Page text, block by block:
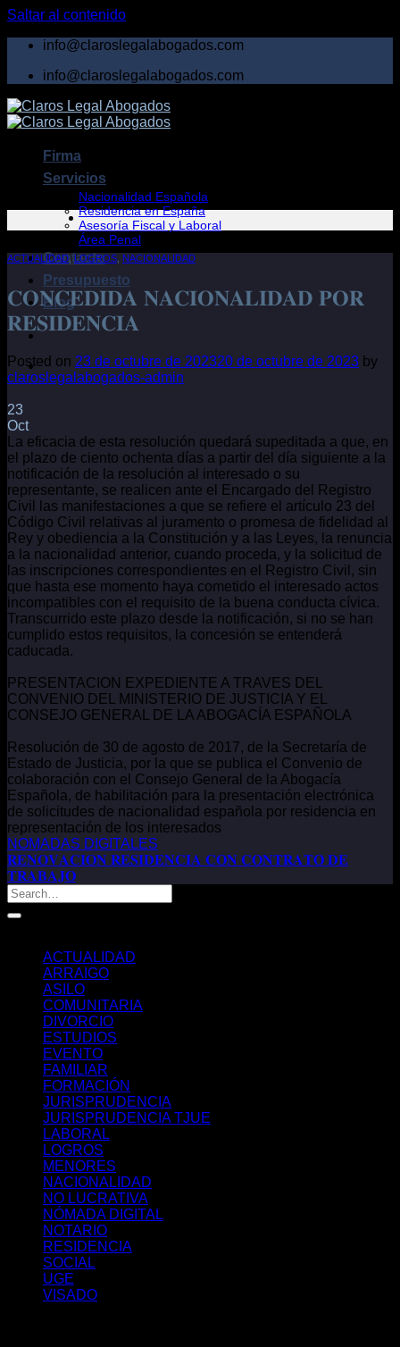
Saltar al contenido
info@claroslegalabogados.com
info@claroslegalabogados.com
Firma
Servicios
Nacionalidad Española
Residencia en España
Asesoría Fiscal y Laboral
Área Penal
Contacto
Presupuesto
Blog
ACTUALIDAD,LOGROS NACIONALIDAD
𝐂𝐎𝐍𝐂𝐄𝐃𝐈𝐃𝐀 𝐍𝐀𝐂𝐈𝐎𝐍𝐀𝐋𝐈𝐃𝐀𝐃 𝐏𝐎𝐑
𝐑𝐄𝐒𝐈𝐃𝐄𝐍𝐂𝐈𝐀
Posted on 23 de octubre de 202320 de octubre de 2023 by
claroslegalabogados-admin
23
Oct
La eficacia de esta resolución quedará supeditada a que, en
el plazo de ciento ochenta días a partir del día siguiente a la
notificación de la resolución al interesado o su
representante, se realicen ante el Encargado del Registro
Civil las manifestaciones a que se refiere el artículo 23 del
Código Civil relativas al juramento o promesa de fidelidad al
Rey y obediencia a la Constitución y a las Leyes, la renuncia
a la nacionalidad anterior, cuando proceda, y la solicitud de
las inscripciones correspondientes en el Registro Civil, sin
que hasta ese momento haya cometido el interesado actos
incompatibles con el requisito de la buena conducta cívica.
Transcurrido este plazo desde la notificación, si no se han
cumplido estos requisitos, la concesión se entenderá
caducada.
PRESENTACION EXPEDIENTE A TRAVES DEL
CONVENIO DEL MINISTERIO DE JUSTICIA Y EL
CONSEJO GENERAL DE LA ABOGACÍA ESPAÑOLA
Resolución de 30 de agosto de 2017, de la Secretaría de
Estado de Justicia, por la que se publica el Convenio de
colaboración con el Consejo General de la Abogacía
Española, de habilitación para la presentación electrónica
de solicitudes de nacionalidad española por residencia en
representación de los interesados
NOMADAS DIGITALES
𝐑𝐄𝐍𝐎𝐕𝐀𝐂𝐈𝐎𝐍 𝐑𝐄𝐒𝐈𝐃𝐄𝐍𝐂𝐈𝐀 𝐂𝐎𝐍 𝐂𝐎𝐍𝐓𝐑𝐀𝐓𝐎 𝐃𝐄
𝐓𝐑𝐀𝐁𝐀𝐉𝐎
ACTUALIDAD
ARRAIGO
ASILO
COMUNITARIA
DIVORCIO
ESTUDIOS
EVENTO
FAMILIAR
FORMACIÓN
JURISPRUDENCIA
JURISPRUDENCIA TJUE
LABORAL
LOGROS
MENORES
NACIONALIDAD
NO LUCRATIVA
NÓMADA DIGITAL
NOTARIO
RESIDENCIA
SOCIAL
UGE
VISADO